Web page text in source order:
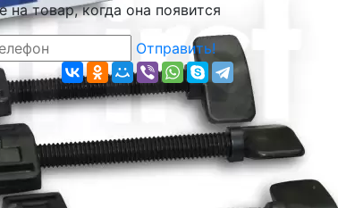
товар, когда она появится
Отправить!